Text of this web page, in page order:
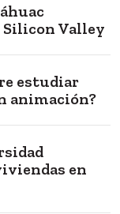
Silicon Valley
estudiar
animación?
en